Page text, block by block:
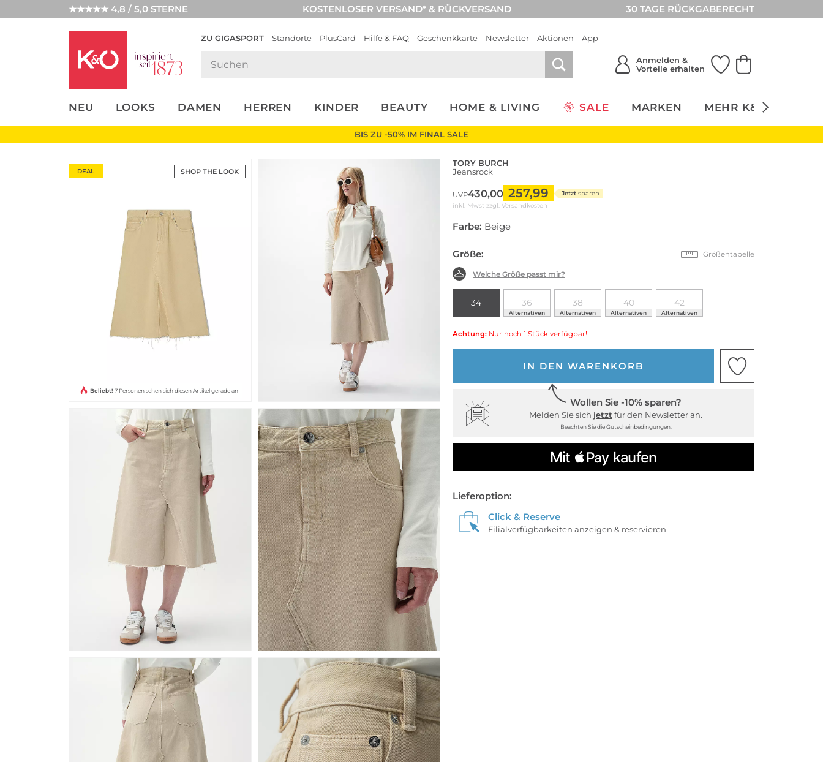
★★★★★ 4,8 / 5,0 STERNE KOSTENLOSER VERSAND* & RÜCKVERSAND 30 TAGE RÜCKGABERECHT
ZU GIGASPORT Standorte PlusCard Hilfe & FAQ Geschenkkarte Newsletter Aktionen App
Anmelden &
Vorteile erhalten
NEU LOOKS DAMEN HERREN KINDER BEAUTY HOME & LIVING SALE MARKEN MEHR K&Ö
UNSERE APP
CLICK &
BIS ZU -50% IM FINAL SALE
SHOP THE LOOK
DEAL
Beliebt! 7 Personen sehen sich diesen Artikel gerade an
TORY BURCH
Jeansrock
UVP430,00 257,99 Jetzt sparen
inkl. Mwst zzgl. Versandkosten
Farbe: Beige
Größe: Größentabelle
Welche Größe passt mir?
34 36
Alternativen
38
Alternativen
40
Alternativen
42
Alternativen
Achtung: Nur noch 1 Stück verfügbar!
IN DEN WARENKORB
Wollen Sie -10% sparen?
Melden Sie sich jetzt für den Newsletter an.
Beachten Sie die Gutscheinbedingungen.
Lieferoption:
Click & Reserve
Filialverfügbarkeiten anzeigen & reservieren